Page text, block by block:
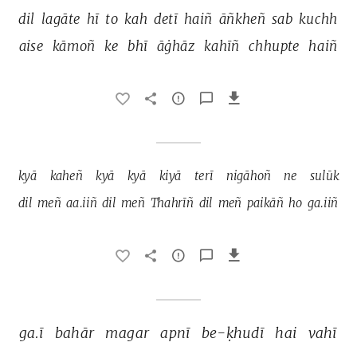
dil lagāte hī to kah detī haiñ āñkheñ sab kuchh
aise
kāmoñ ke bhī āġhāz kahīñ chhupte haiñ
kyā kaheñ kyā kyā kiyā terī nigāhoñ ne sulūk
dil meñ aa.iiñ dil meñ Thahrīñ dil meñ paikāñ ho ga.iiñ
ga.ī bahār magar apnī be-ḳhudī hai
vahī